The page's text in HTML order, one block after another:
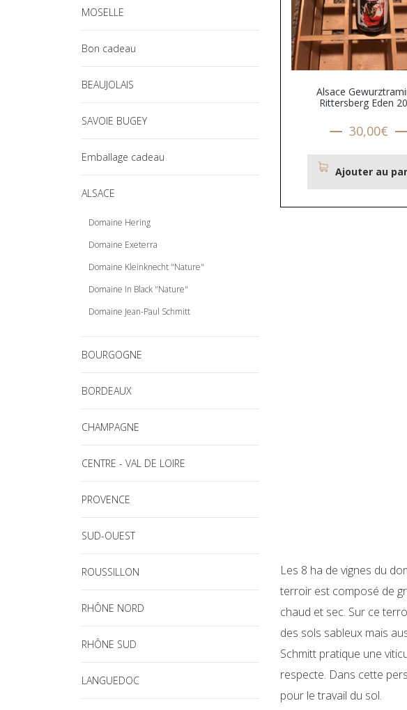
MOSELLE
Bon cadeau
BEAUJOLAIS
SAVOIE BUGEY
Emballage cadeau
ALSACE
Domaine Hering
Domaine Exeterra
Domaine Kleinknecht "Nature"
Domaine In Black "Nature"
Domaine Jean-Paul Schmitt
BOURGOGNE
BORDEAUX
CHAMPAGNE
CENTRE - VAL DE LOIRE
PROVENCE
SUD-OUEST
ROUSSILLON
RHÔNE NORD
RHÔNE SUD
LANGUEDOC
Alsace
Rittersberg Eden
30,00€
Ajouter au
Les 8 ha de vignes du
terroir est composé de
chaud et sec. Sur ce
des sols sableux mais
Schmitt pratique une
respecte. Dans cette
pour le travail du sol.